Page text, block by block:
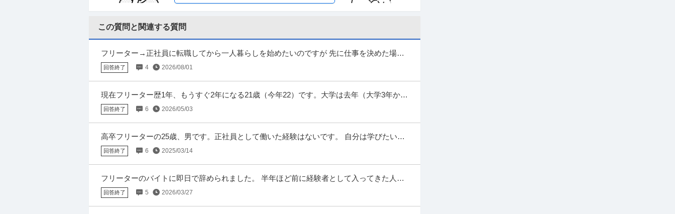
警備員 大人気／夏のイベント案件も盛り沢山／自由シフト制！週払いもOK／毎週水曜日がお給
料日最短翌日面接OK！応募後に届くURLから面接日時を選んでね交通費全額支給なので遠方の方
も問題なし！未経験歓迎 ／ 警備スタッフ
シンテイ警備株式会社 松戸支社 北千住・竹ノ塚・梅島(イベント-2)エリア/A3203200113
新着 パート・アルバイト 未経験OK 交通費支給 学歴不問
日給1万円〜1.1万円
【仕事内容】 ＊……＊……＊……＊… 弊社は未経験スタート9割以上で 始めやすい＆続けやすい♪ 今月は特に採
用枠UP中！お待ちしてます！ 日給UPをした今がチャンス！ ▼………＊…………… ≫…続きを見る
提供：ヒバライドットコム
イベントスタッフ／キャンペーンスタッフ／案内・受付
新着 パート・アルバイト 未経験OK 交通費支給 学歴不問
時給1,700円〜2,300円
【安心】 現場には同社スタッフ最低2名以上、1名の現場はありません！ 【安心】 新幹線利用や宿泊の必要な現場
提供：iLs合同会社
自転車修理メンテナンススタッフ／時給1600円-／社員登用あり／接客なし
この質問と関連する質問
フリーター→正社員に転職してから一人暮らしを始めたいのですが 先に仕事を決めた場
合、引っ越しの期間は設けてもらえるのでしょうか？ 自分が引っ越し期間が欲し...
回答終了 4 2026/08/01
現在フリーター歴1年、もうすぐ2年になる21歳（今年22）です。大学は去年（大学3年か
ら）中退しました。 専門学校に通うことも考えましたが、やりたい事や目...
回答終了 6 2026/05/03
高卒フリーターの25歳、男です。正社員として働いた経験はないです。 自分は学びたいこ
とがあり大学に行きたいのですが、勉強しつつ契約社員として働きたいと思っ...
回答終了 6 2025/03/14
フリーターのバイトに即日で辞められました。 半年ほど前に経験者として入ってきた人
で、家が近くバイトの中で唯一のフリーターということもあり、急なシフトの穴埋めにも
積極的に貢献してくれていました。
回答終了 5 2026/03/27